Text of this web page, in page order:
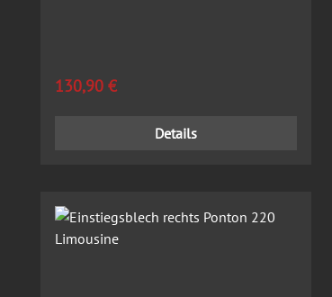
Regulärer Preis:
130,90 €
Details